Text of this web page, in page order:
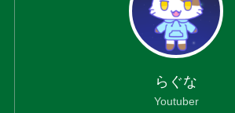
らぐな
Youtuber